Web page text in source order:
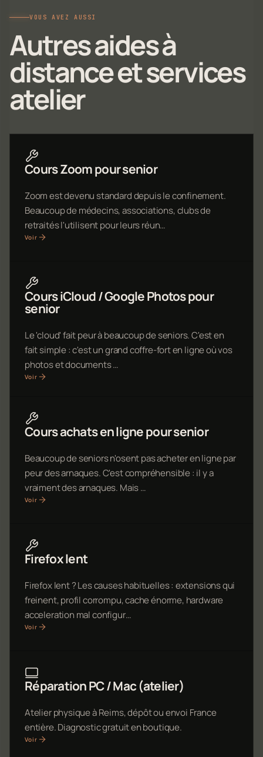
VOUS AVEZ AUSSI
Autres aides à
distance et services
atelier
Cours Zoom pour senior
Zoom est devenu standard depuis le confinement.
Beaucoup de médecins, associations, clubs de
retraités l'utilisent pour leurs réun…
Voir
Cours iCloud / Google Photos pour
senior
Le 'cloud' fait peur à beaucoup de seniors. C'est en
fait simple : c'est un grand coffre-fort en ligne où vos
photos et documents …
Voir
Cours achats en ligne pour senior
Beaucoup de seniors n'osent pas acheter en ligne par
peur des arnaques. C'est compréhensible : il y a
vraiment des arnaques. Mais …
Voir
Firefox lent
Firefox lent ? Les causes habituelles : extensions qui
freinent, profil corrompu, cache énorme, hardware
acceleration mal configur…
Voir
Réparation PC / Mac (atelier)
Atelier physique à Reims, dépôt ou envoi France
entière. Diagnostic gratuit en boutique.
Voir